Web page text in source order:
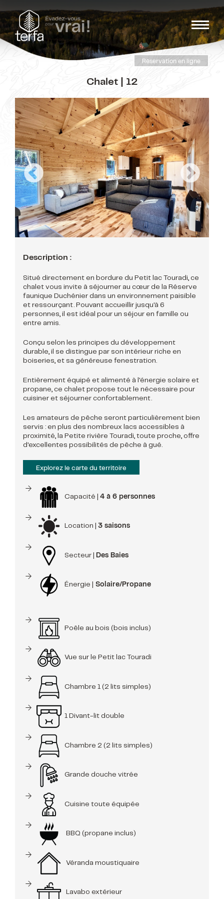
Réservation en ligne
Chalet | 12
Description :
Situé directement en bordure du Petit lac Touradi, ce
chalet vous invite à séjourner au cœur de la Réserve
faunique Duchénier dans un environnement paisible
et ressourçant. Pouvant accueillir jusqu'à 6
personnes, il est idéal pour un séjour en famille ou
entre amis.
Conçu selon les principes du développement
durable, il se distingue par son intérieur riche en
boiseries, et sa généreuse fenestration.
Entièrement équipé et alimenté à l'énergie solaire et
propane, ce chalet propose tout le nécessaire pour
cuisiner et séjourner confortablement.
Les amateurs de pêche seront particulièrement bien
servis : en plus des nombreux lacs accessibles à
proximité, la Petite rivière Touradi, toute proche, offre
d'excellentes possibilités de pêche à gué.
Explorez le carte du territoire
Capacité | 4 à 6 personnes
Location | 3 saisons
Secteur | Des Baies
Énergie | Solaire/Propane
Poêle au bois (bois inclus)
Vue sur le Petit lac Touradi
Chambre 1 (2 lits simples)
1 Divant-lit double
Chambre 2 (2 lits simples)
Grande douche vitrée
Cuisine toute équipée
BBQ (propane inclus)
Véranda moustiquaire
Lavabo extérieur